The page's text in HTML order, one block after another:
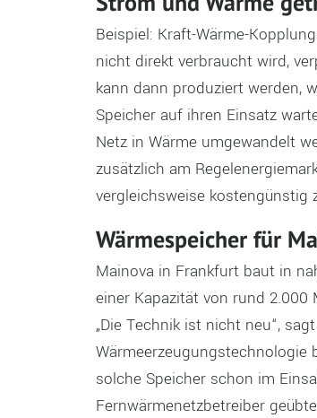
Beispiel: Kraft-Wärme-
nicht direkt verbraucht wird,
kann dann produziert werden,
Speicher auf ihren Einsatz
Netz in Wärme umgewandelt
zusätzlich am
vergleichsweise kostengünstig
Wärmespeicher für
Mainova in Frankfurt baut in
einer Kapazität von rund
„Die Technik ist nicht neu“,
Wärmeerzeugungstechnologie
solche Speicher schon im
Fernwärmenetzbetreiber